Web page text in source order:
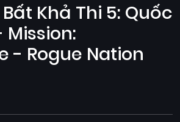
Khả Thi 5: Quốc
Mission:
- Rogue Nation